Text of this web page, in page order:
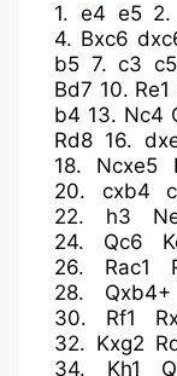
1. e4 e5 2.
4. Bxc6
b5 7. c3 c5
Bd7 10. Re1
b4 13. Nc4
Rd8 16.
18. Ncxe5
20. cxb4
22. h3
24. Qc6
26. Rac1
28. Qxb4+
30. Rf1
32. Kxg2
34. Kh1